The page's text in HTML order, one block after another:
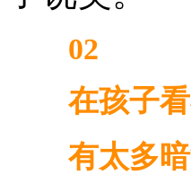
02
在孩子看
有太多暗